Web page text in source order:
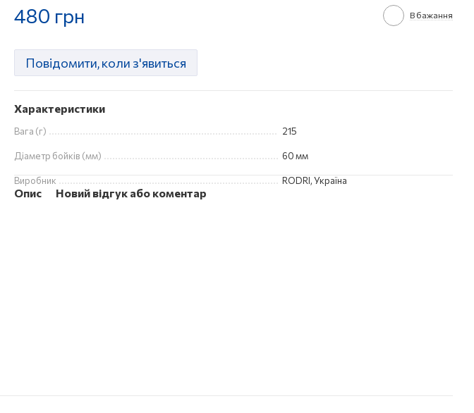
480 грн В бажання
Повідомити, коли з'явиться
Характеристики
Вага (г) 215
Діаметр бойків (мм) 60 мм
Виробник RODRI, Україна
Опис Новий відгук або коментар